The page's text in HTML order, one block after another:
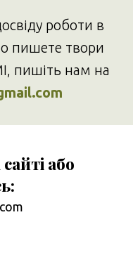
роботи в
пишете твори
пишіть нам на
або